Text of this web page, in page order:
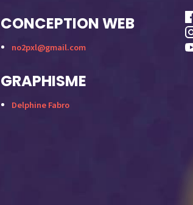
CONCEPTION WEB
no2pxl@gmail.com
GRAPHISME
Delphine Fabro